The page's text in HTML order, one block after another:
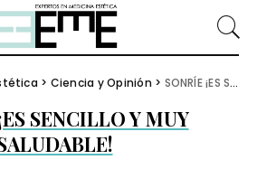
> Ciencia y Opinión > SONRÍE ¡ES SENCILLO Y MUY SALUDABLE!
SENCILLO Y MUY